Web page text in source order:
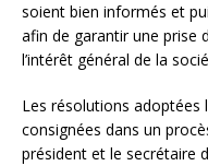
soient bien informés et
afin de garantir une prise
l’intérêt général de la
Les résolutions adoptées
consignées dans un
président et le secrétaire